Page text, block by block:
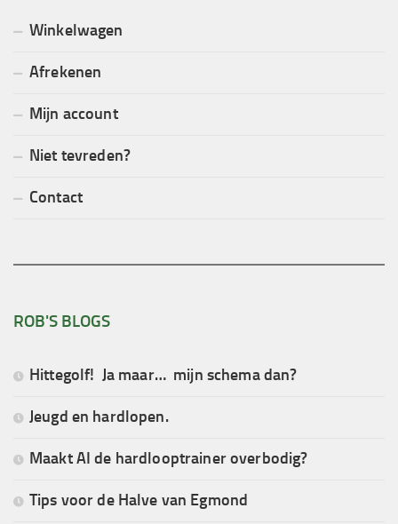
Winkelwagen
Afrekenen
Mijn account
Niet tevreden?
Contact
ROB'S BLOGS
Hittegolf! Ja maar… mijn schema dan?
Jeugd en hardlopen.
Maakt AI de hardlooptrainer overbodig?
Tips voor de Halve van Egmond